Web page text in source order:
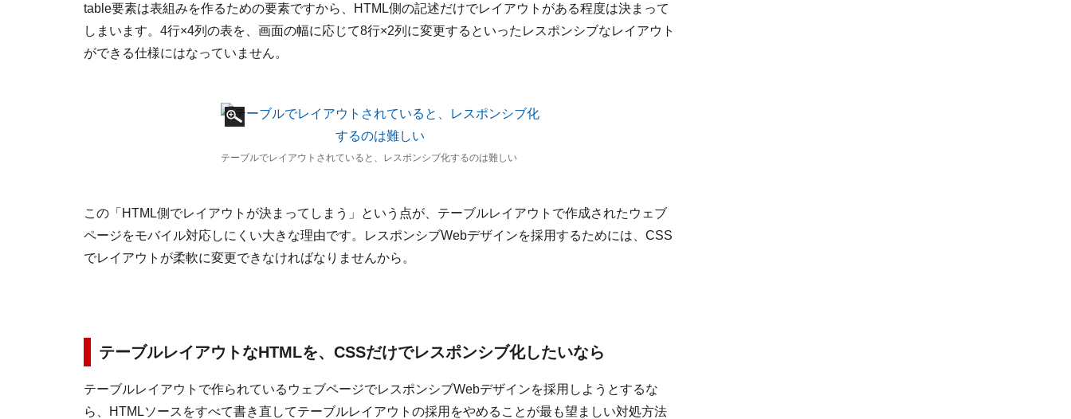
table要素は表組みを作るための要素ですから、HTML側の記述だけでレイアウトがある程度は決まって
しまいます。4行×4列の表を、画面の幅に応じて8行×2列に変更するといったレスポンシブなレイアウト
ができる仕様にはなっていません。
テーブルでレイアウトされていると、レスポンシブ化するのは難しい
この「HTML側でレイアウトが決まってしまう」という点が、テーブルレイアウトで作成されたウェブ
ページをモバイル対応しにくい大きな理由です。レスポンシブWebデザインを採用するためには、CSS
でレイアウトが柔軟に変更できなければなりませんから。
テーブルレイアウトなHTMLを、CSSだけでレスポンシブ化したいなら
テーブルレイアウトで作られているウェブページでレスポンシブWebデザインを採用しようとするな
ら、HTMLソースをすべて書き直してテーブルレイアウトの採用をやめることが最も望ましい対処方法